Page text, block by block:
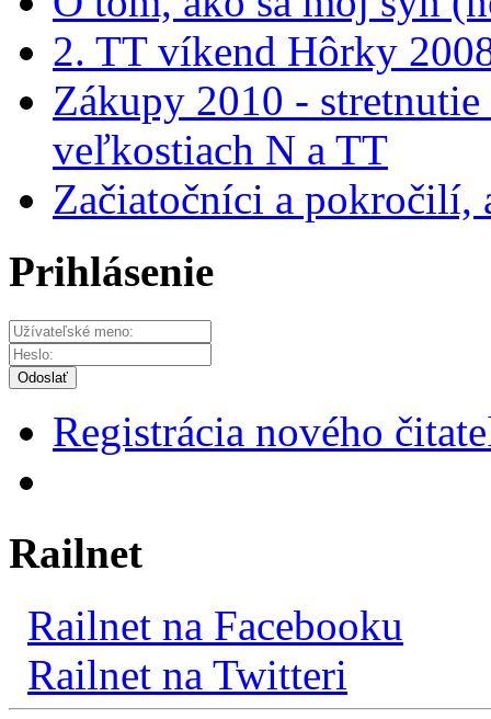
2. TT víkend Hôrky
Zákupy 2010 -
veľkostiach N a TT
Začiatočníci a pokročilí,
Prihlásenie
Odoslať
Registrácia nového
Railnet
Railnet na Facebooku
Railnet na Twitteri